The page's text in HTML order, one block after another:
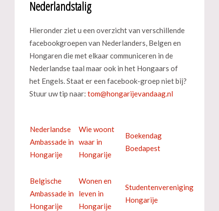
Nederlandstalig
Hieronder ziet u een overzicht van verschillende
facebookgroepen van Nederlanders, Belgen en
Hongaren die met elkaar communiceren in de
Nederlandse taal maar ook in het Hongaars of
het Engels. Staat er een facebook-groep niet bij?
Stuur uw tip naar:
Nederlandse
Ambassade in
Hongarije
Wie woont
waar in
Hongarije
Boekendag
Boedapest
Belgische
Ambassade in
Hongarije
Wonen en
leven in
Hongarije
Studentenvereniging
Hongarije